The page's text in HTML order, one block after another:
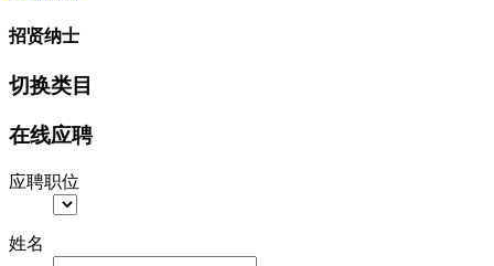
招贤纳士
切换类目
在线应聘
应聘职位
姓名